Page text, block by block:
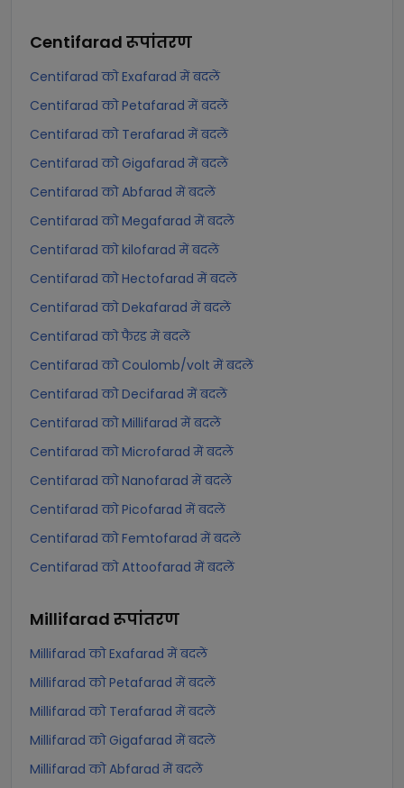
Centifarad रूपांतरण
Centifarad को Exafarad में बदलें
Centifarad को Petafarad में बदलें
Centifarad को Terafarad में बदलें
Centifarad को Gigafarad में बदलें
Centifarad को Abfarad में बदलें
Centifarad को Megafarad में बदलें
Centifarad को kilofarad में बदलें
Centifarad को Hectofarad में बदलें
Centifarad को Dekafarad में बदलें
Centifarad को फैरड में बदलें
Centifarad को Coulomb/volt में बदलें
Centifarad को Decifarad में बदलें
Centifarad को Millifarad में बदलें
Centifarad को Microfarad में बदलें
Centifarad को Nanofarad में बदलें
Centifarad को Picofarad में बदलें
Centifarad को Femtofarad में बदलें
Centifarad को Attoofarad में बदलें
Millifarad रूपांतरण
Millifarad को Exafarad में बदलें
Millifarad को Petafarad में बदलें
Millifarad को Terafarad में बदलें
Millifarad को Gigafarad में बदलें
Millifarad को Abfarad में बदलें